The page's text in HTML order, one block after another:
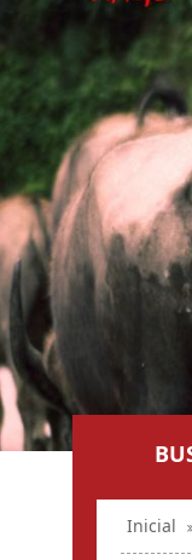
Inicial